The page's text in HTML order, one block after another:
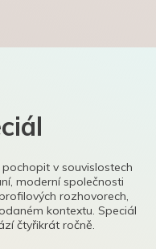
v souvislostech
moderní společnosti
rozhovorech,
kontextu. Speciál
čtyřikrát ročně.